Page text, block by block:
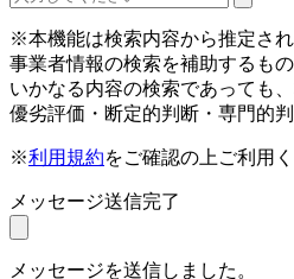
※本機能は検索内容から推定さ
事業者情報の検索を補助するもの
いかなる内容の検索であっても
優劣評価・断定的判断・専門的判
※利用規約をご確認の上ご利用
メッセージ送信完了
メッセージを送信しました。